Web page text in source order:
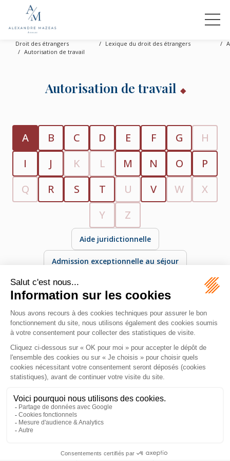
Droit des étrangers Lexique du droit des étrangers
A
Autorisation de travail
Autorisation de travail
A B C D E F G
H
I
J K L M N O
P
Q
R S T U V W
X
Y
Z
Aide juridictionnelle
Admission exceptionnelle au séjour
Assignation à résidence
Décision administrative permettant à un étranger
MAZEAS Avocat
11 Rue de Metz
31000 TOULOUSE
Plan du site Mentions légales